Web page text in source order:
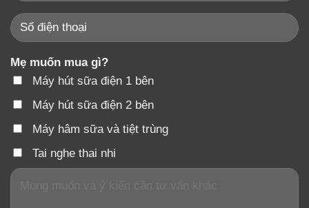
Mẹ muốn mua gì?
Máy hút sữa điện 1 bên
Máy hút sữa điện 2 bên
Máy hâm sữa và tiệt trùng
Tai nghe thai nhi